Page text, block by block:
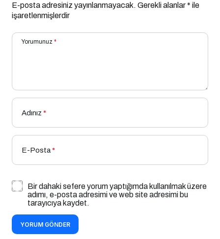
E-posta adresiniz yayınlanmayacak. Gerekli alanlar* ile
işaretlenmişlerdir
Yorumunuz *
Adınız *
E-Posta*
Bir dahaki sefere yorum yaptığımda kullanılmak üzere
adımı, e-posta adresimi ve web site adresimi bu
tarayıcıya kaydet.
YORUM GÖNDER